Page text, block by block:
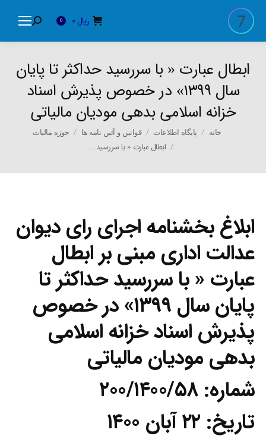
ریال 0
Search:
ابطال عبارت « با سررسید حداکثر تا پایان
سال ۱۳۹۹» در خصوص پذیرش اسناد
خزانه اسلامی بدهی مودیان مالیاتی
You are here:
خانه پایگاه اطلاعات قوانین و آئین نامه ها حوزه مالیات
ابطال عبارت « با سررسید…
ابلاغ بخشنامه اجرای رای دیوان
عدالت اداری مبنی بر ابطال
عبارت « با سررسید حداکثر تا
پایان سال ۱۳۹۹» در خصوص
پذیرش اسناد خزانه اسلامی
بدهی مودیان مالیاتی
شماره: ۲۰۰/۱۴۰۰/۵۸
تاریخ: ۲۲ آبان ۱۴۰۰